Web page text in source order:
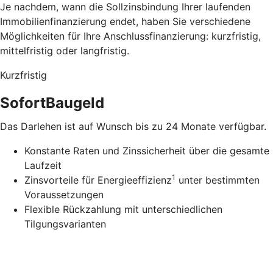
Je nachdem, wann die Sollzinsbindung Ihrer laufenden
Immobilienfinanzierung endet, haben Sie verschiedene
Möglichkeiten für Ihre Anschlussfinanzierung: kurzfristig,
mittelfristig oder langfristig.
Kurzfristig
SofortBaugeld
Das Darlehen ist auf Wunsch bis zu 24 Monate verfügbar.
Konstante Raten und Zinssicherheit über die gesamte
Laufzeit
Zinsvorteile für Energieeffizienz1 unter bestimmten
Voraussetzungen
Flexible Rückzahlung mit unterschiedlichen
Tilgungsvarianten